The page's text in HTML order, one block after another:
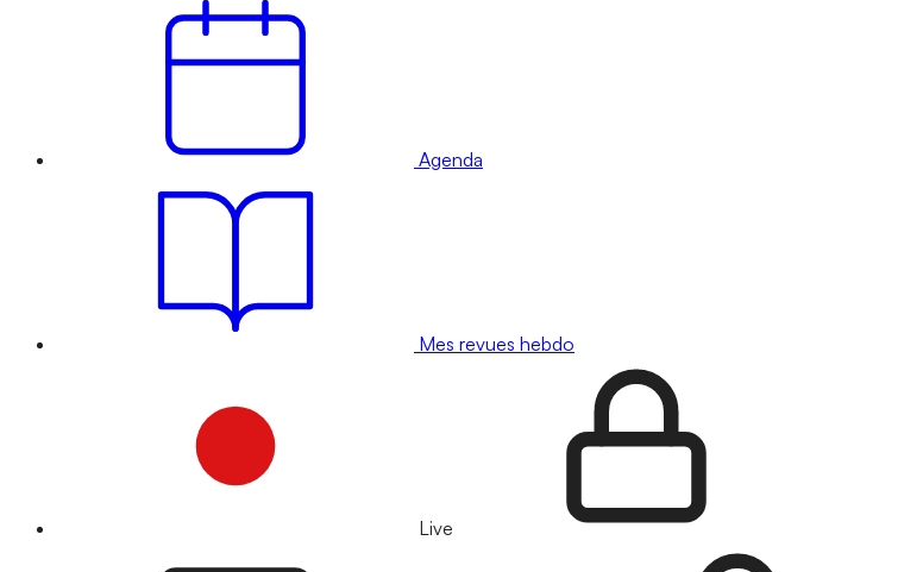
Agenda
Mes revues hebdo
Live